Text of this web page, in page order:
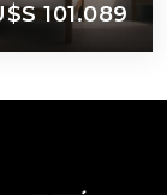
101.089